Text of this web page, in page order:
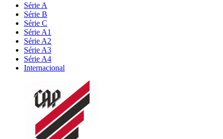
Série A
Série B
Série C
Série A1
Série A2
Série A3
Série A4
Internacional